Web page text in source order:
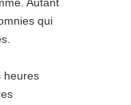
qui
heures